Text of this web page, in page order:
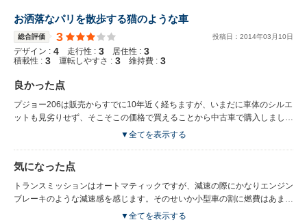
お洒落なパリを散歩する猫のような車
総合評価 3 投稿日： 2014年03 月 10日
デザイン : 4 走行性 : 3 居住性 : 3
積載性 : 3 運転しやすさ : 3 維持費 : 3
良かった点
プジョー206は販売からすでに10年近く経ちますが、いまだに車体のシルエ
ットも見劣りせず、そこそこの価格で買えることから中古車で購入しまし
た。 やはり日本車と比べると社内装備はなれない点が多いですが、やはり
▼全てを表示する
気になった点
トランスミッションはオートマティックですが、減速の際にかなりエンジン
ブレーキのような減速感を感じます。そのせいか小型車の割に燃費はあまり
▼全てを表示する